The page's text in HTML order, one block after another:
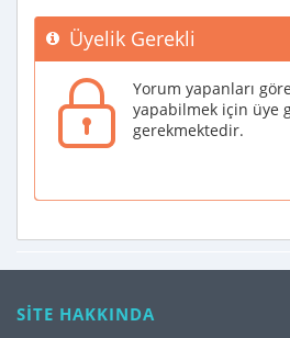
Üyelik Gerekli
Yorum yapanları
yapabilmek için üye
gerekmektedir.
SİTE HAKKINDA